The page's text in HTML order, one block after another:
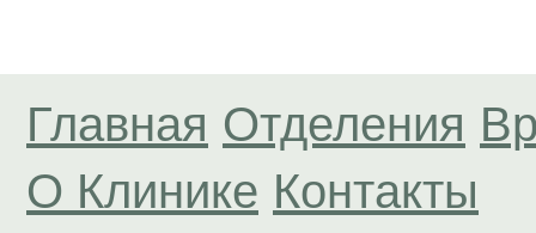
Главная Отделения
О Клинике Контакты